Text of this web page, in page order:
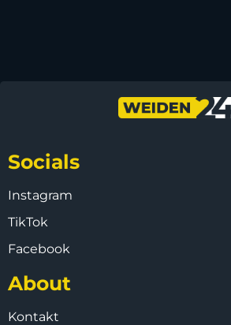
Socials
Instagram
TikTok
Facebook
About
Kontakt